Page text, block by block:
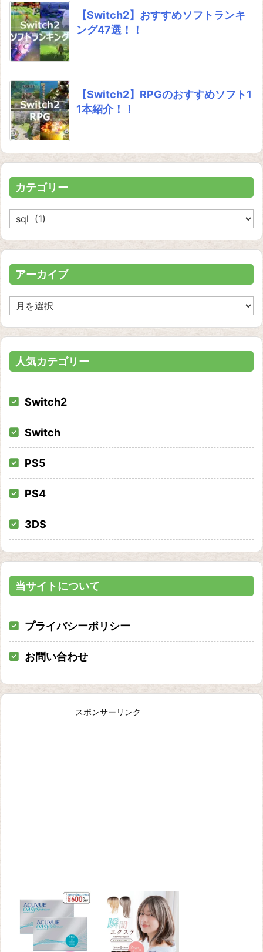
【Switch2】おすすめソフトランキ
ング47選！！
【Switch2】RPGのおすすめソフト1
1本紹介！！
カテゴリー
カ
テ
ゴ
リ
ー
アーカイブ
ー
カ
イ
ブ
人気カテゴリー
Switch2
Switch
PS5
PS4
3DS
当サイトについて
プライバシーポリシー
お問い合わせ
スポンサーリンク